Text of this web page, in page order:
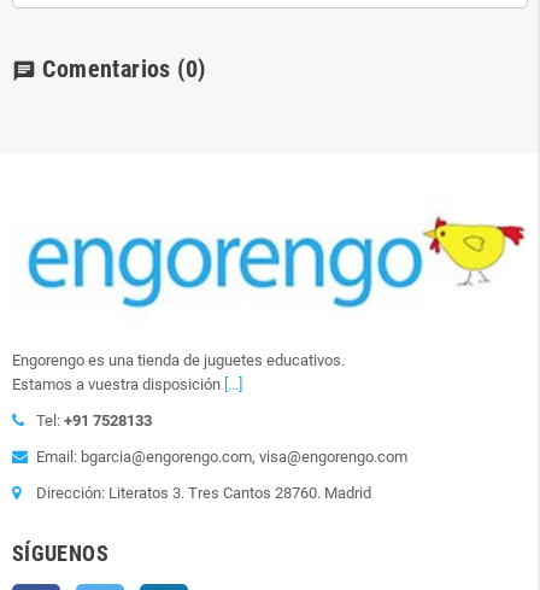
chat Comentarios (0)
Engorengo es una tienda de juguetes educativos.
Estamos a vuestra disposición [...]
Tel: +91 7528133
Email: bgarcia@engorengo.com, visa@engorengo.com
Dirección: Literatos 3. Tres Cantos 28760. Madrid
SÍGUENOS